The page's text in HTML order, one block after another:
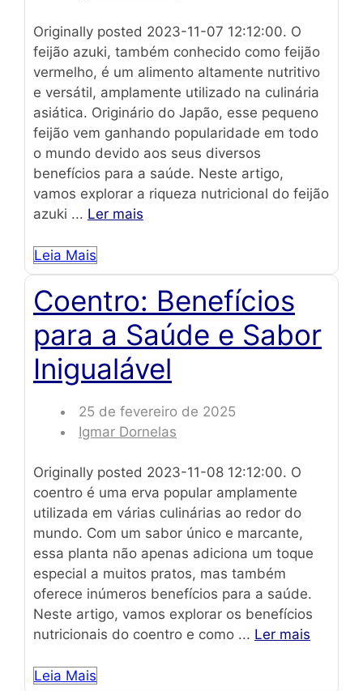
Originally posted 2023-11-07 12:12:00. O
feijão azuki, também conhecido como feijão
vermelho, é um alimento altamente nutritivo
e versátil, amplamente utilizado na culinária
asiática. Originário do Japão, esse pequeno
feijão vem ganhando popularidade em todo
o mundo devido aos seus diversos
benefícios para a saúde. Neste artigo,
vamos explorar a riqueza nutricional do feijão
azuki ... Ler mais
Leia Mais
Coentro: Benefícios
para a Saúde e Sabor
Inigualável
25 de fevereiro de 2025
Igmar Dornelas
Originally posted 2023-11-08 12:12:00. O
coentro é uma erva popular amplamente
utilizada em várias culinárias ao redor do
mundo. Com um sabor único e marcante,
essa planta não apenas adiciona um toque
especial a muitos pratos, mas também
oferece inúmeros benefícios para a saúde.
Neste artigo, vamos explorar os benefícios
nutricionais do coentro e como ... Ler mais
Leia Mais